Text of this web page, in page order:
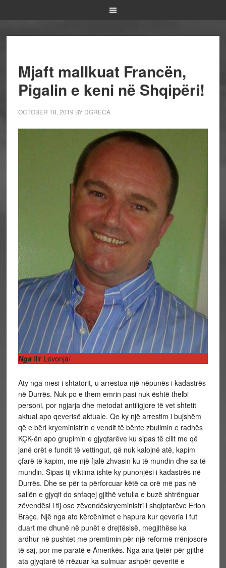
Mjaft mallkuat Francën,
Pigalin e keni në Shqipëri!
OCTOBER 18, 2019 BY DGRECA
Nga Ilir Levonja/
Aty nga mesi i shtatorit, u arrestua një nëpunës i kadastrës
në Durrës. Nuk po e them emrin pasi nuk është thelbi
personi, por ngjarja dhe metodat antiligjore të vet shtetit
aktual apo qeverisë aktuale. Qe ky një arrestim i bujshëm
që e bëri kryeministrin e vendit të bënte zbulimin e radhës
KÇK-ën apo grupimin e gjyqtarëve ku sipas të cilit me që
janë orët e fundit të vettingut, që nuk kalojnë atë, kapim
çfarë të kapim, me një fjalë zhvasin ku të mundin dhe sa të
mundin. Sipas tij viktima ishte ky punonjësi i kadastrës në
Durrës. Dhe se për ta përforcuar këtë ca orë më pas në
sallën e gjyqit do shfaqej gjithë vetulla e buzë shtrënguar
zëvendësi i tij ose zëvendëskryeministri i shqiptarëve Erion
Braçe. Një nga ato kërcënimet e hapura kur qeveria i fut
duart me dhunë në punët e drejtësisë, megjithëse ka
ardhur në pushtet me premtimin për një reformë rrënjosore
të saj, por me paratë e Amerikës. Nga ana tjetër për gjithë
ata gjyqtarë të rrëzuar ka sulmuar ashpër qeveritë e